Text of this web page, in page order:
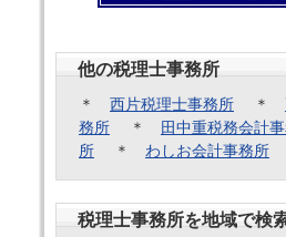
他の税理士事務所
＊ 西片税理士事務所 ＊
務所 ＊ 田中重税務会計
所 ＊ わしお会計事務所
税理士事務所を地域で検